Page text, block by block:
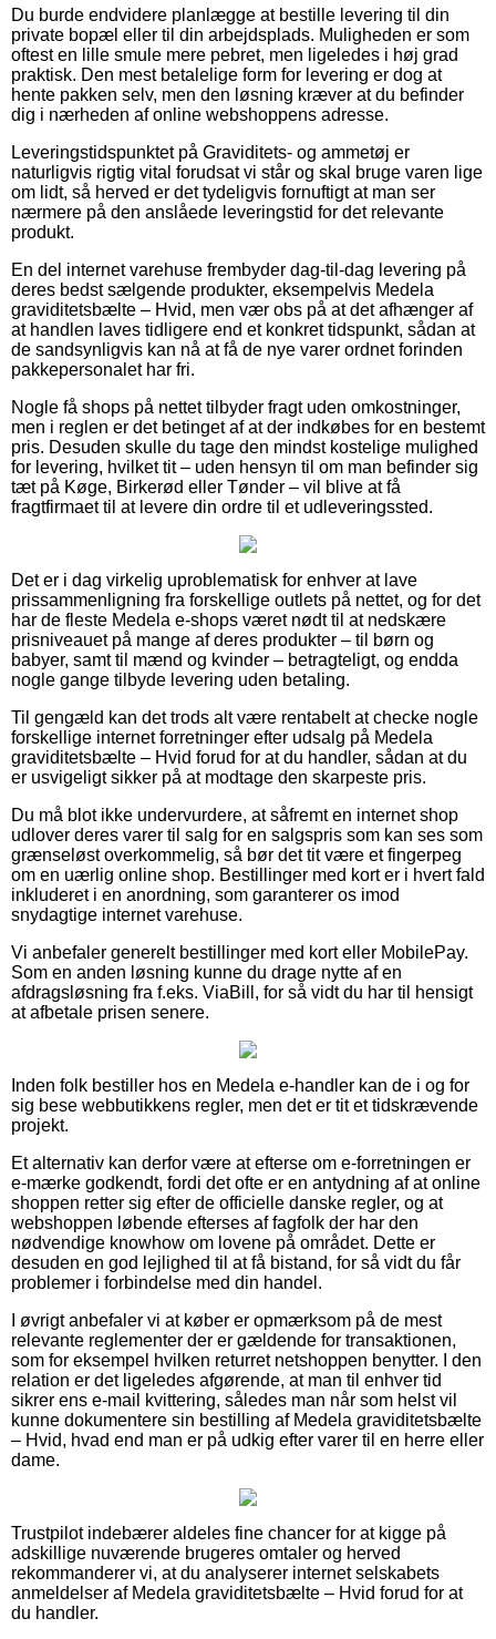
Du burde endvidere planlægge at bestille levering til din
private bopæl eller til din arbejdsplads. Muligheden er som
oftest en lille smule mere pebret, men ligeledes i høj grad
praktisk. Den mest betalelige form for levering er dog at
hente pakken selv, men den løsning kræver at du befinder
dig i nærheden af online webshoppens adresse.
Leveringstidspunktet på Graviditets- og ammetøj er
naturligvis rigtig vital forudsat vi står og skal bruge varen lige
om lidt, så herved er det tydeligvis fornuftigt at man ser
nærmere på den anslåede leveringstid for det relevante
produkt.
En del internet varehuse frembyder dag-til-dag levering på
deres bedst sælgende produkter, eksempelvis Medela
graviditetsbælte – Hvid, men vær obs på at det afhænger af
at handlen laves tidligere end et konkret tidspunkt, sådan at
de sandsynligvis kan nå at få de nye varer ordnet forinden
pakkepersonalet har fri.
Nogle få shops på nettet tilbyder fragt uden omkostninger,
men i reglen er det betinget af at der indkøbes for en bestemt
pris. Desuden skulle du tage den mindst kostelige mulighed
for levering, hvilket tit – uden hensyn til om man befinder sig
tæt på Køge, Birkerød eller Tønder – vil blive at få
fragtfirmaet til at levere din ordre til et udleveringssted.
Det er i dag virkelig uproblematisk for enhver at lave
prissammenligning fra forskellige outlets på nettet, og for det
har de fleste Medela e-shops været nødt til at nedskære
prisniveauet på mange af deres produkter – til børn og
babyer, samt til mænd og kvinder – betragteligt, og endda
nogle gange tilbyde levering uden betaling.
Til gengæld kan det trods alt være rentabelt at checke nogle
forskellige internet forretninger efter udsalg på Medela
graviditetsbælte – Hvid forud for at du handler, sådan at du
er usvigeligt sikker på at modtage den skarpeste pris.
Du må blot ikke undervurdere, at såfremt en internet shop
udlover deres varer til salg for en salgspris som kan ses som
grænseløst overkommelig, så bør det tit være et fingerpeg
om en uærlig online shop. Bestillinger med kort er i hvert fald
inkluderet i en anordning, som garanterer os imod
snydagtige internet varehuse.
Vi anbefaler generelt bestillinger med kort eller MobilePay.
Som en anden løsning kunne du drage nytte af en
afdragsløsning fra f.eks. ViaBill, for så vidt du har til hensigt
at afbetale prisen senere.
Inden folk bestiller hos en Medela e-handler kan de i og for
sig bese webbutikkens regler, men det er tit et tidskrævende
projekt.
Et alternativ kan derfor være at efterse om e-forretningen er
e-mærke godkendt, fordi det ofte er en antydning af at online
shoppen retter sig efter de officielle danske regler, og at
webshoppen løbende efterses af fagfolk der har den
nødvendige knowhow om lovene på området. Dette er
desuden en god lejlighed til at få bistand, for så vidt du får
problemer i forbindelse med din handel.
I øvrigt anbefaler vi at køber er opmærksom på de mest
relevante reglementer der er gældende for transaktionen,
som for eksempel hvilken returret netshoppen benytter. I den
relation er det ligeledes afgørende, at man til enhver tid
sikrer ens e-mail kvittering, således man når som helst vil
kunne dokumentere sin bestilling af Medela graviditetsbælte
– Hvid, hvad end man er på udkig efter varer til en herre eller
dame.
Trustpilot indebærer aldeles fine chancer for at kigge på
adskillige nuværende brugeres omtaler og herved
rekommanderer vi, at du analyserer internet selskabets
anmeldelser af Medela graviditetsbælte – Hvid forud for at
du handler.